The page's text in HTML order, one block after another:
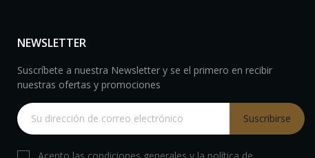
NEWSLETTER
Suscríbete a nuestra Newsletter y se el primero en recibir
nuestras ofertas y promociones
Suscribirse